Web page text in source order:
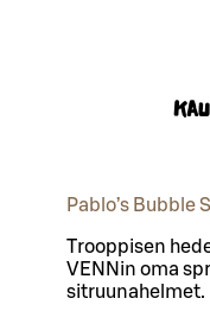
Pablo’s Bubble
Trooppisen
VENNin oma
sitruunahelmet.